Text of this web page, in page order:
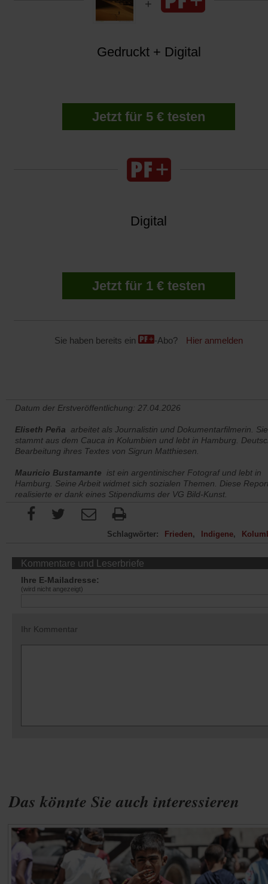
Das könnte Sie auch interessieren
Gedruckt + Digital
Jetzt für 5 € testen
Digital
Jetzt für 1 € testen
Sie haben bereits ein -Abo? Hier anmelden
Datum der Erstveröffentlichung: 27.04.2026
Eliseth Peña arbeitet als Journalistin und Dokumentarfilmerin. Sie
stammt aus dem Cauca in Kolumbien und lebt in Hamburg.
Bearbeitung ihres Textes von Sigrun Matthiesen.
Mauricio Bustamante
ist ein argentinischer Fotograf und lebt in
Hamburg. Seine Arbeit widmet sich sozialen Themen. Diese
realisierte er dank eines Stipendiums der VG Bild-Kunst.
Schlagwörter: Frieden Indigene
Kommentare und Leserbriefe
Ihre E-Mailadresse:
(wird nicht angezeigt)
Ihr Kommentar